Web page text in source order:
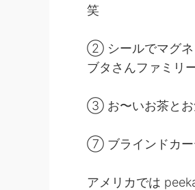
笑
② シールでマグネ
ブタさんファミリ
➂ お〜いお茶とお
⑦ ブラインドカー
アメリカでは